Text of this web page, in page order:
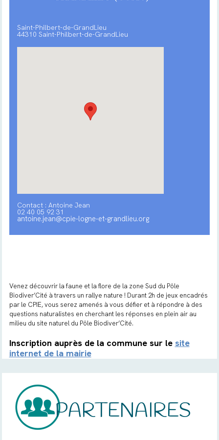
Saint-Philbert-de-GrandLieu
44310 Saint-Philbert-de-GrandLieu
Contact : Antoine Jean
02 40 05 92 31
antoine.jean@cpie-logne-et-grandlieu.org
Venez découvrir la faune et la flore de la zone Sud du Pôle
Biodiver’Cité à travers un rallye nature ! Durant 2h de jeux encadrés
par le CPIE, vous serez amenés à vous défier et à répondre à des
questions naturalistes en cherchant les réponses en plein air au
milieu du site naturel du Pôle Biodiver’Cité.
Inscription auprès de la commune sur le site
internet de la mairie
PARTENAIRES